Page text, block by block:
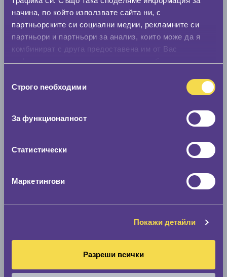
начина, по който използвате сайта ни, с
партньорските си социални медии, рекламните си
партньори и партньори за анализ, които може да я
комбинират с друга предоставена им от Вас
наСтрого nеобходими
За функционалност
Статистически
Маркетингови
Покажи детайли
Разреши всички
Стар размер